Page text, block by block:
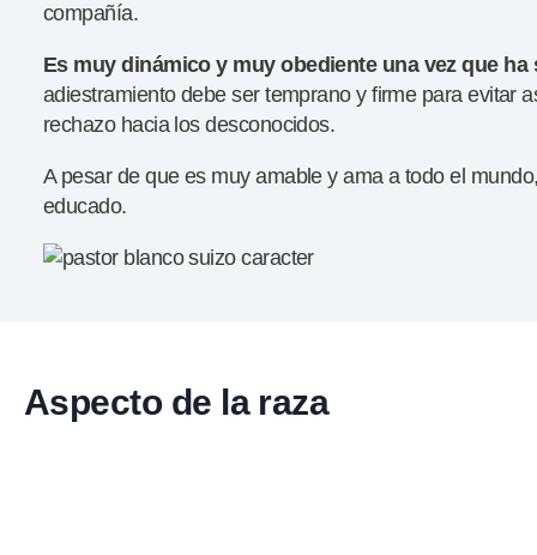
compañía.
Es muy dinámico y muy obediente una vez que
adiestramiento debe ser temprano y firme para evitar
rechazo hacia los desconocidos.
A pesar de que es muy amable y ama a todo el
educado.
Aspecto de la raza